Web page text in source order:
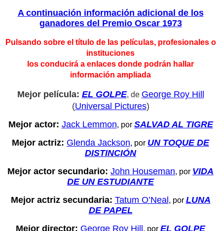
A continuación información adicional de los
ganadores del Premio Oscar 1973
Pulsando sobre el título de las películas, profesionales o
instituciones
los conducirá a enlaces donde podrán hallar
información ampliada
Mejor película: EL GOLPE, de George Roy Hill
(Universal Pictures)
Mejor actor: Jack Lemmon, por SALVAD AL TIGRE
Mejor actriz: Glenda Jackson, por UN TOQUE DE
DISTINCIÓN
Mejor actor secundario: John Houseman, por VIDA
DE UN ESTUDIANTE
Mejor actriz secundaria: Tatum O’Neal, por LUNA
DE PAPEL
Mejor director: George Roy Hill, por EL GOLPE